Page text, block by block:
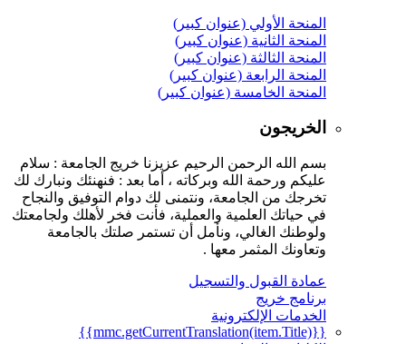
المنحة الأولي (عنوان كبير)
المنحة الثانية (عنوان كبير)
المنحة الثالثة (عنوان كبير)
المنحة الرابعة (عنوان كبير)
المنحة الخامسة (عنوان كبير)
الخريجون
بسم الله الرحمن الرحيم عزيزنا خريج الجامعة : سلام
عليكم ورحمة الله وبركاته ، أما بعد : فنهنئك ونبارك لك
تخرجك من الجامعة، ونتمنى لك دوام التوفيق والنجاح
في حياتك العلمية والعملية، فأنت فخر لأهلك ولجامعتك
ولوطنك الغالي، ونأمل أن تستمر صلتك بالجامعة
وتعاونك المثمر معها .
عمادة القبول والتسجيل
برنامج خريج
الخدمات الإلكترونية
{{mmc.getCurrentTranslation(item.Title)}}